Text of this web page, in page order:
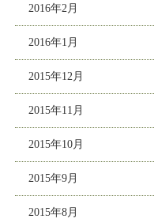
2016年2月
2016年1月
2015年12月
2015年11月
2015年10月
2015年9月
2015年8月